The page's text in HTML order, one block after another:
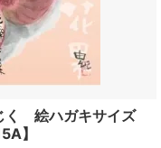
く 絵ハガキサイズ
】